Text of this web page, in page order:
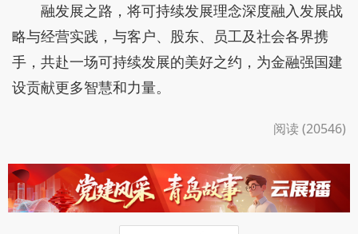
融发展之路，将可持续发展理念深度融入发展战
略与经营实践，与客户、股东、员工及社会各界携
手，共赴一场可持续发展的美好之约，为金融强国建
设贡献更多智慧和力量。
阅读 (20546)